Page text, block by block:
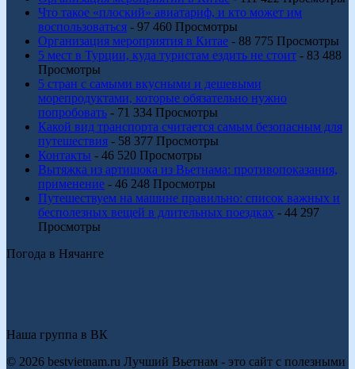
Что такое «плоский» авиатариф, и кто может им
воспользоваться - 97 460 Просмотры
Организация мероприятия в Китае - 88 775 Просмотры
5 мест в Турции, куда туристам ездить не стоит - 83 488
Просмотры
5 стран с самыми вкусными и дешевыми
морепродуктами, которые обязательно нужно
попробовать - 71 334 Просмотры
Какой вид транспорта считается самым безопасным для
путешествия - 58 377 Просмотры
Контакты - 46 520 Просмотры
Вытяжка из артишока из Вьетнама: противопоказания,
применение - 46 248 Просмотры
Путешествуем на машине правильно: список важных и
бесполезных вещей в длительных поездках - 44 297
Просмотры
Погода в Нячанге
Наша группа в ВК
© 2026 bestvietnam.ru Лучший Вьетнам - это сайт с полезными